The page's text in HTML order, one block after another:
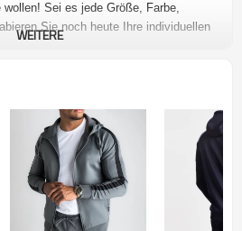
Sei es jede Größe, Farbe,
Sie noch heute Ihre individuellen
atmungsaktives
Trainingsanzüge, leitet Feuchtigkeit
WEITERE